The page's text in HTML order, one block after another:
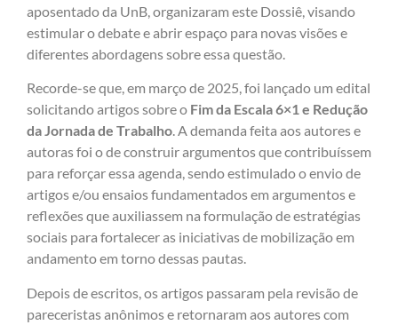
aposentado da UnB, organizaram este Dossiê, visando
estimular o debate e abrir espaço para novas visões e
diferentes abordagens sobre essa questão.
Recorde-se que, em março de 2025, foi lançado um edital
solicitando artigos sobre o Fim da Escala 6×1 e Redução
da Jornada de Trabalho. A demanda feita aos autores e
autoras foi o de construir argumentos que contribuíssem
para reforçar essa agenda, sendo estimulado o envio de
artigos e/ou ensaios fundamentados em argumentos e
reflexões que auxiliassem na formulação de estratégias
sociais para fortalecer as iniciativas de mobilização em
andamento em torno dessas pautas.
Depois de escritos, os artigos passaram pela revisão de
pareceristas anônimos e retornaram aos autores com